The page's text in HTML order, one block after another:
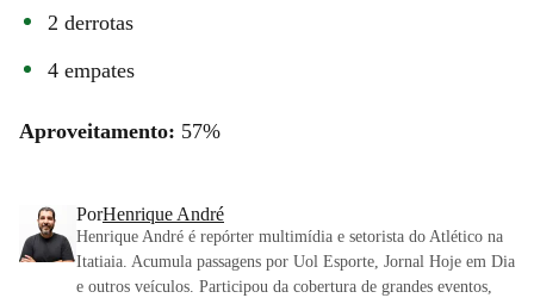
2 derrotas
4 empates
Aproveitamento: 57%
PorHenrique André
Henrique André é repórter multimídia e setorista do Atlético na
Itatiaia. Acumula passagens por Uol Esporte, Jornal Hoje em Dia
e outros veículos. Participou da cobertura de grandes eventos,